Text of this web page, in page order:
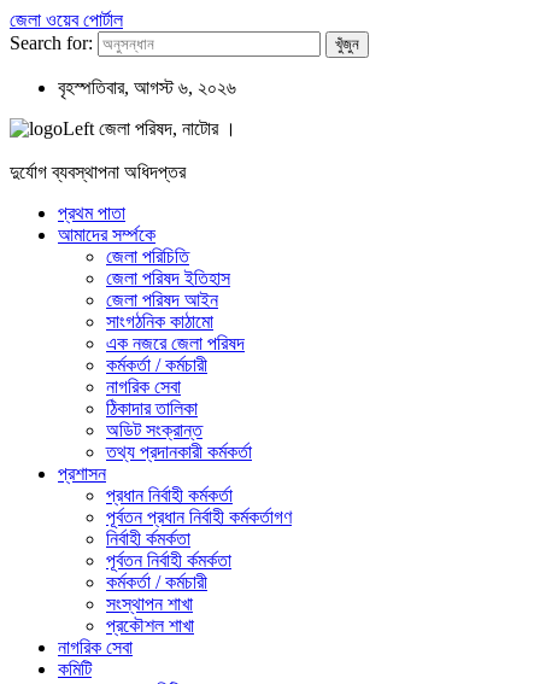
জেলা ওয়েব পোর্টাল
Search for:
বৃহস্পতিবার, আগস্ট ৬, ২০২৬
জেলা পরিষদ, নাটোর ।
দুর্যোগ ব্যবস্থাপনা অধিদপ্তর
প্রথম পাতা
আমাদের সর্ম্পকে
জেলা পরিচিতি
জেলা পরিষদ ইতিহাস
জেলা পরিষদ আইন
সাংগঠনিক কাঠামো
এক নজরে জেলা পরিষদ
কর্মকর্তা / কর্মচারী
নাগরিক সেবা
ঠিকাদার তালিকা
অডিট সংক্রান্ত
তথ্য প্রদানকারী কর্মকর্তা
প্রশাসন
প্রধান নির্বাহী কর্মকর্তা
পূর্বতন প্রধান নির্বাহী কর্মকর্তাগণ
নির্বাহী র্কমর্কতা
পূর্বতন নির্বাহী র্কমর্কতা
কর্মকর্তা / কর্মচারী
সংস্থাপন শাখা
প্রকৌশল শাখা
নাগরিক সেবা
কমিটি